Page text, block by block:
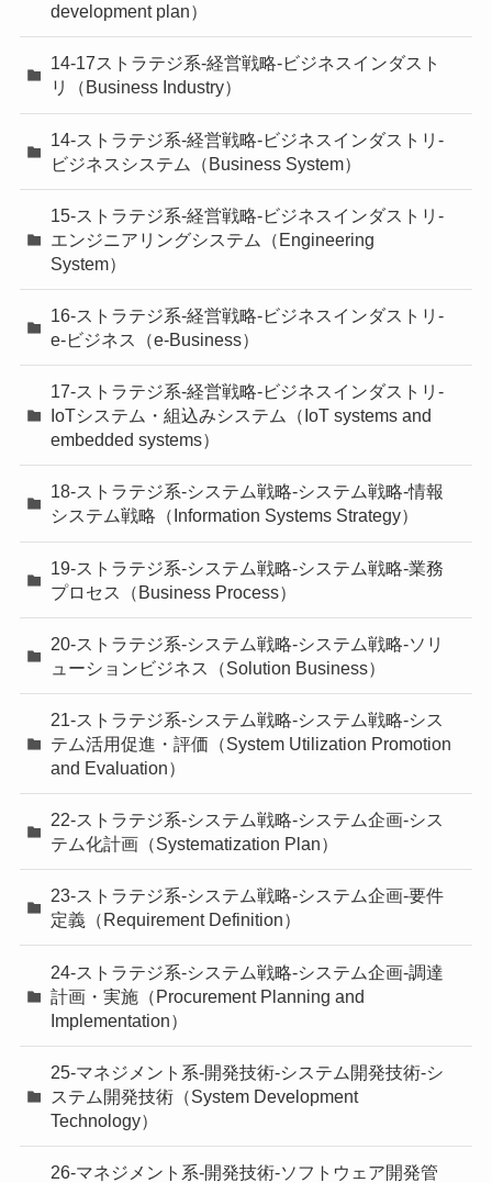
development plan）
14-17ストラテジ系-経営戦略-ビジネスインダスト
リ（Business Industry）
14-ストラテジ系-経営戦略-ビジネスインダストリ-
ビジネスシステム（Business System）
15-ストラテジ系-経営戦略-ビジネスインダストリ-
エンジニアリングシステム（Engineering
System）
16-ストラテジ系-経営戦略-ビジネスインダストリ-
e-ビジネス（e-Business）
17-ストラテジ系-経営戦略-ビジネスインダストリ-
IoTシステム・組込みシステム（IoT systems and
embedded systems）
18-ストラテジ系-システム戦略-システム戦略-情報
システム戦略（Information Systems Strategy）
19-ストラテジ系-システム戦略-システム戦略-業務
プロセス（Business Process）
20-ストラテジ系-システム戦略-システム戦略-ソリ
ューションビジネス（Solution Business）
21-ストラテジ系-システム戦略-システム戦略-シス
テム活用促進・評価（System Utilization Promotion
and Evaluation）
22-ストラテジ系-システム戦略-システム企画-シス
テム化計画（Systematization Plan）
23-ストラテジ系-システム戦略-システム企画-要件
定義（Requirement Definition）
24-ストラテジ系-システム戦略-システム企画-調達
計画・実施（Procurement Planning and
Implementation）
25-マネジメント系-開発技術-システム開発技術-シ
ステム開発技術（System Development
Technology）
26-マネジメント系-開発技術-ソフトウェア開発管